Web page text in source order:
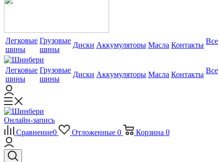
Легковые
шины
Грузовые
шины
Диски Аккумуляторы Масла Контакты Все
Легковые
шины
Грузовые
шины
Диски Аккумуляторы Масла Контакты Все
Онлайн-запись
Сравнение0 Отложенные 0 Корзина 0